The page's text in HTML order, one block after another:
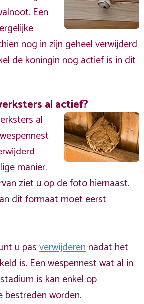
Een
nog in zijn geheel verwijderd
de koningin nog actief is in dit
al actief?
al
manier.
ziet u op de foto hiernaast.
dit formaat moet eerst
u pasverwijderennadat het
is. Een wespennest wat al in
is kan enkel op
bestreden worden.